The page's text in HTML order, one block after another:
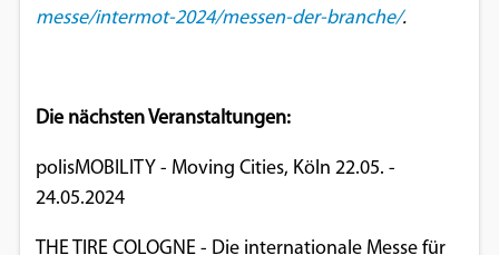
messe/intermot-2024/messen-der-branche/.
Die nächsten Veranstaltungen:
polisMOBILITY - Moving Cities, Köln 22.05. -
24.05.2024
THE TIRE COLOGNE - Die internationale Messe für